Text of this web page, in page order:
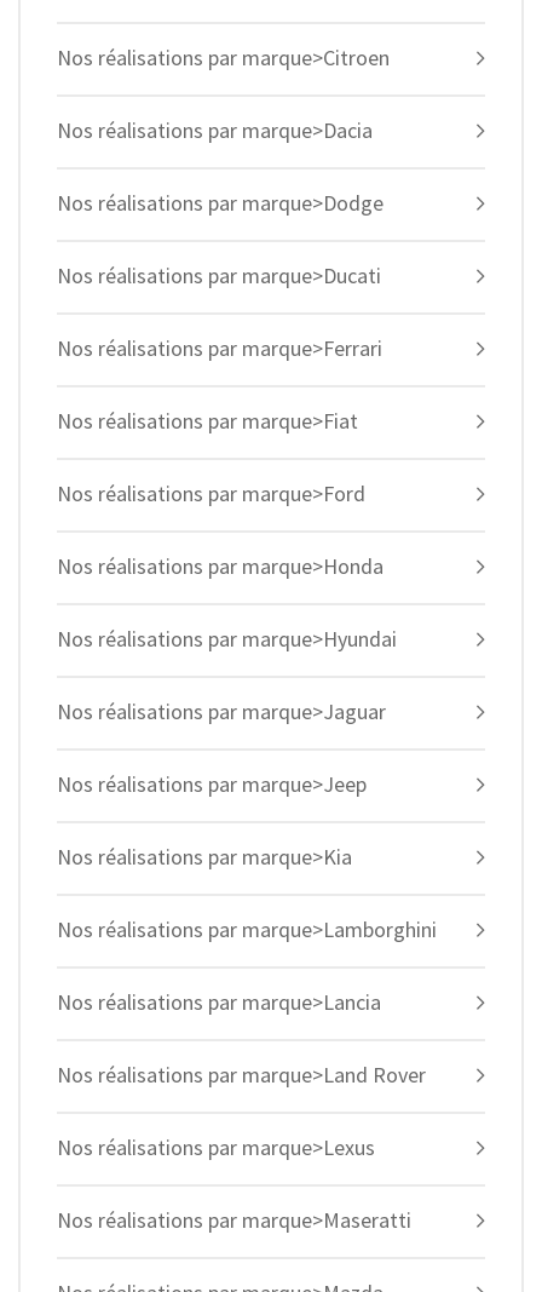
Nos réalisations par marque>Citroen
Nos réalisations par marque>Dacia
Nos réalisations par marque>Dodge
Nos réalisations par marque>Ducati
Nos réalisations par marque>Ferrari
Nos réalisations par marque>Fiat
Nos réalisations par marque>Ford
Nos réalisations par marque>Honda
Nos réalisations par marque>Hyundai
Nos réalisations par marque>Jaguar
Nos réalisations par marque>Jeep
Nos réalisations par marque>Kia
Nos réalisations par marque>Lamborghini
Nos réalisations par marque>Lancia
Nos réalisations par marque>Land Rover
Nos réalisations par marque>Lexus
Nos réalisations par marque>Maseratti